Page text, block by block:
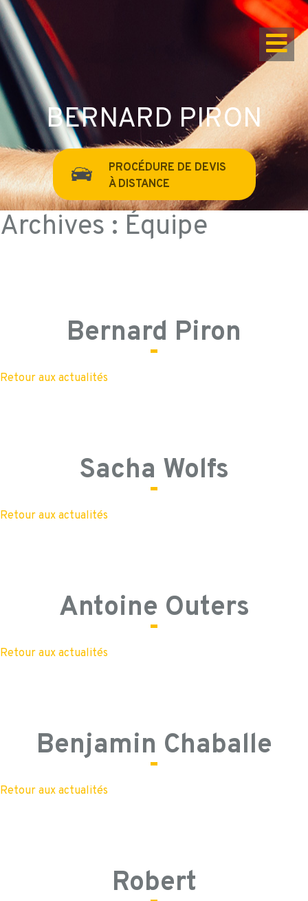
BERNARD PIRON
PROCÉDURE DE DEVIS
À DISTANCE
Archives : Équipe
Bernard Piron
Retour aux actualités
Sacha Wolfs
Retour aux actualités
Antoine Outers
Retour aux actualités
Benjamin Chaballe
Retour aux actualités
Robert